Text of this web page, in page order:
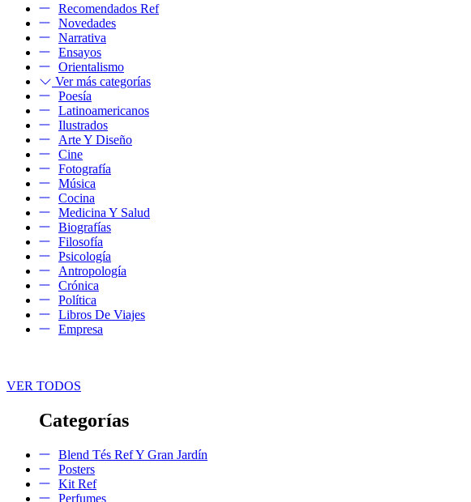
Recomendados Ref
Novedades
Narrativa
Ensayos
Orientalismo
Ver más categorías
Poesía
Latinoamericanos
Ilustrados
Arte Y Diseño
Cine
Fotografía
Música
Cocina
Medicina Y Salud
Biografías
Filosofía
Psicología
Antropología
Crónica
Política
Libros De Viajes
Empresa
VER TODOS
Categorías
Blend Tés Ref Y Gran Jardín
Posters
Kit Ref
Perfumes